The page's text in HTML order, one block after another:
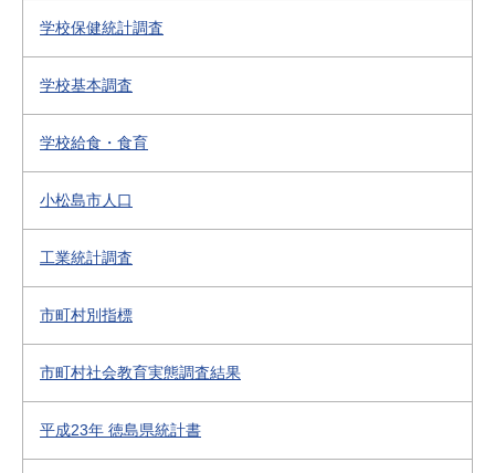
学校保健統計調査
学校基本調査
学校給食・食育
小松島市人口
工業統計調査
市町村別指標
市町村社会教育実態調査結果
平成23年 徳島県統計書